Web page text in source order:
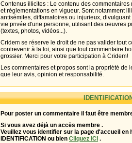
Contenus illicites : Le contenu des
et réglementations en vigueur. Sont notamment
antisémites, diffamatoires ou injurieux,
vie privée d'une personne, utilisant des oeuvres
(textes, photos, vidéos...).
Cridem se réserve le droit de ne pas valider tout
contrevenir à la loi, ainsi que tout commentaire
grossier. Merci pour votre participation à Cridem!
Les commentaires et propos sont la propriété de
que leur avis, opinion et responsabilité.
Pour poster un commentaire il faut être
Si vous avez déjà un accès membre .
Veuillez vous identifier sur la page d'accueil en
IDENTIFICATION ou bien Cliquez ICI .